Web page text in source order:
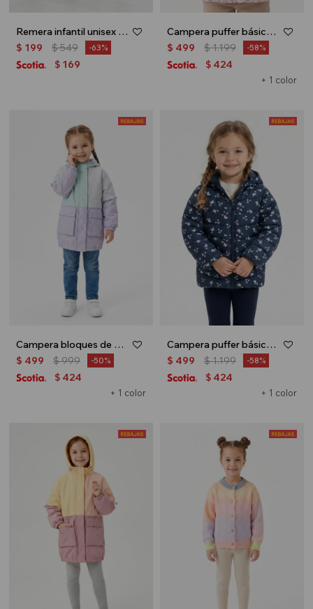
Remera infantil unisex Uruguay - Blanco
$ 199 $549 63
$ 169
Campera puffer básica - Rosa
+ 1 color
$ 499 $1.199 58
$ 424
Campera bloques de color - Verde agua
+ 1 color
$ 499 $999 50
$ 424
Campera puffer básica - Azul marino
+ 1 color
$ 499 $1.199 58
$ 424